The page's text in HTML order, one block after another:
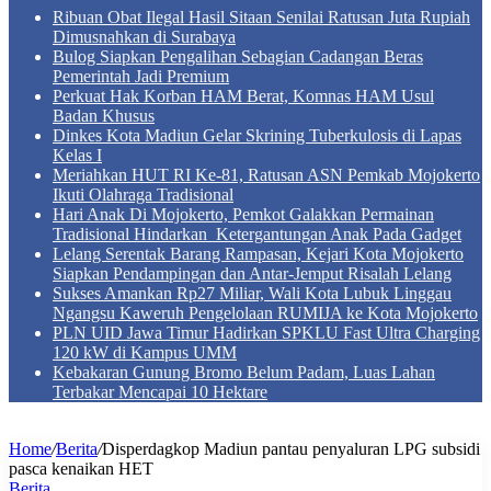
Ribuan Obat Ilegal Hasil Sitaan Senilai Ratusan Juta Rupiah
Dimusnahkan di Surabaya
Bulog Siapkan Pengalihan Sebagian Cadangan Beras
Pemerintah Jadi Premium
Perkuat Hak Korban HAM Berat, Komnas HAM Usul
Badan Khusus
Dinkes Kota Madiun Gelar Skrining Tuberkulosis di Lapas
Kelas I
Meriahkan HUT RI Ke-81, Ratusan ASN Pemkab Mojokerto
Ikuti Olahraga Tradisional
Hari Anak Di Mojokerto, Pemkot Galakkan Permainan
Tradisional Hindarkan Ketergantungan Anak Pada Gadget
Lelang Serentak Barang Rampasan, Kejari Kota Mojokerto
Siapkan Pendampingan dan Antar-Jemput Risalah Lelang
Sukses Amankan Rp27 Miliar, Wali Kota Lubuk Linggau
Ngangsu Kaweruh Pengelolaan RUMIJA ke Kota Mojokerto
PLN UID Jawa Timur Hadirkan SPKLU Fast Ultra Charging
120 kW di Kampus UMM
Kebakaran Gunung Bromo Belum Padam, Luas Lahan
Terbakar Mencapai 10 Hektare
Home/Berita/Disperdagkop Madiun pantau penyaluran LPG subsidi
pasca kenaikan HET